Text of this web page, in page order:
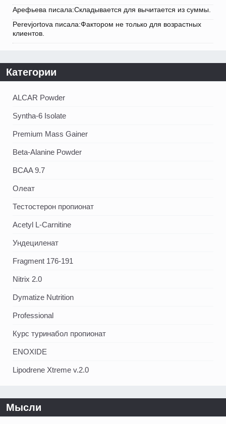
Арефьева писала:Складывается для вычитается из суммы.
Perevjortova писала:Фактором не только для возрастных
клиентов.
Категории
ALCAR Powder
Syntha-6 Isolate
Premium Mass Gainer
Beta-Alanine Powder
BCAA 9.7
Олеат
Тестостерон пропионат
Acetyl L-Carnitine
Ундециленат
Fragment 176-191
Nitrix 2.0
Dymatize Nutrition
Professional
Курс туринабол пропионат
ENOXIDE
Lipodrene Xtreme v.2.0
Мысли